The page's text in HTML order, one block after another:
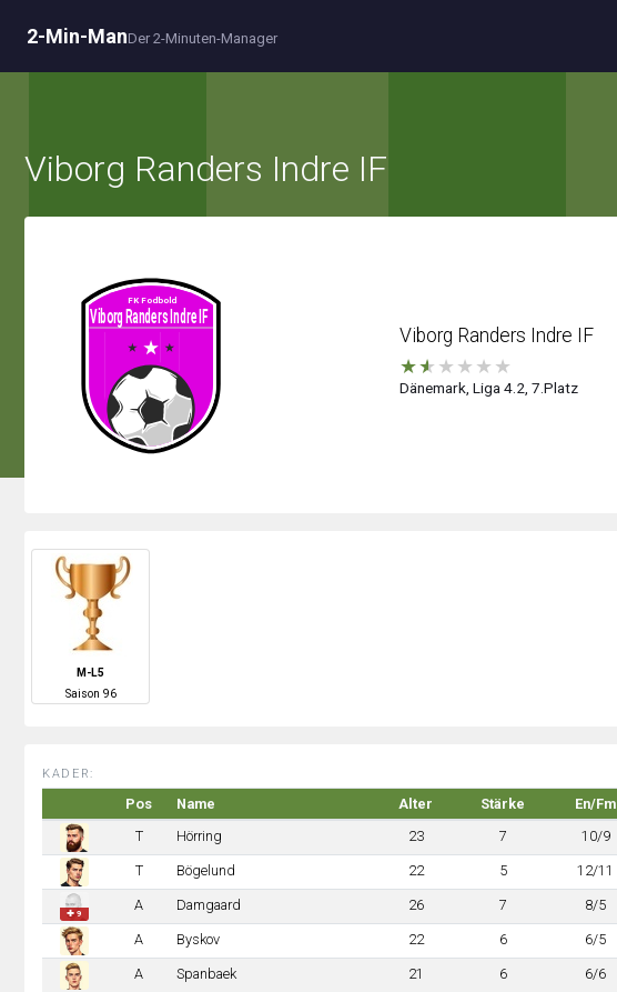
2-Min-ManDer 2-Minuten-Manager
Viborg Randers Indre IF
Viborg Randers Indre IF
★★ ★ ★ ★ ★
Dänemark, Liga 4.2, 7.Platz
M-L5
Saison 96
KADER:
Pos Name Alter Stärke En/Fm
T
Hörring 23 7 10/9
T Bögelund 22 5 12/11
✚ 9
A Damgaard 26 7 8/5
A Byskov 22 6 6/5
A Spanbaek 21 6 6/6